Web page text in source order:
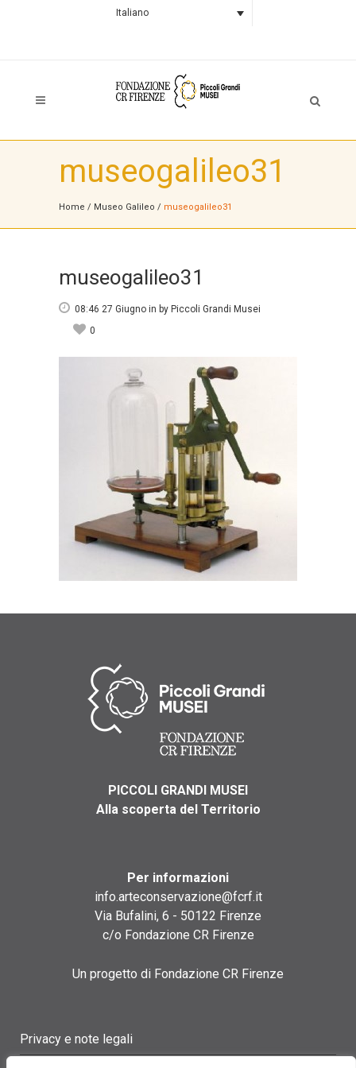
Italiano
museogalileo31
Home / Museo Galileo / museogalileo31
museogalileo31
08:46 27 Giugno in by Piccoli Grandi Musei
0
PICCOLI GRANDI MUSEI
Alla scoperta del Territorio
Per informazioni
info.arteconservazione@fcrf.it
Via Bufalini, 6 - 50122 Firenze
c/o Fondazione CR Firenze
Un progetto di Fondazione CR Firenze
Privacy e note legali